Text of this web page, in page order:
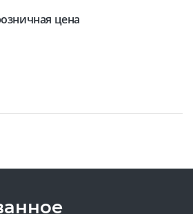
цена